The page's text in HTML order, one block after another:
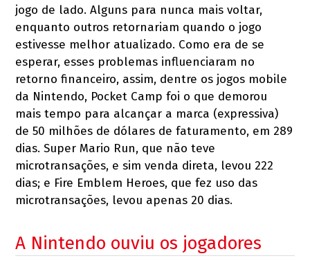
jogo de lado. Alguns para nunca mais voltar,
enquanto outros retornariam quando o jogo
estivesse melhor atualizado. Como era de se
esperar, esses problemas influenciaram no
retorno financeiro, assim, dentre os jogos mobile
da Nintendo, Pocket Camp foi o que demorou
mais tempo para alcançar a marca (expressiva)
de 50 milhões de dólares de faturamento, em 289
dias. Super Mario Run, que não teve
microtransações, e sim venda direta, levou 222
dias; e Fire Emblem Heroes, que fez uso das
microtransações, levou apenas 20 dias.
A Nintendo ouviu os jogadores